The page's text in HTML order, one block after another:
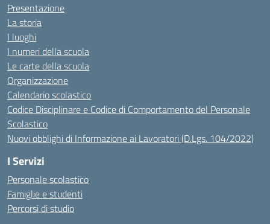
Presentazione
La storia
I luoghi
I numeri della scuola
Le carte della scuola
Organizzazione
Calendario scolastico
Codice Disciplinare e Codice di Comportamento del Personale
Scolastico
Nuovi obblighi di Informazione ai Lavoratori (D.Lgs. 104/2022)
I Servizi
Personale scolastico
Famiglie e studenti
Percorsi di studio